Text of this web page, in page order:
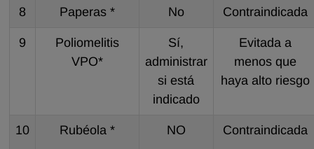
8 Paperas * No Contraindicada
9
Poliomelitis
VPO*
Sí,
administrar
si está
indicado
Evitada a
menos que
haya alto riesgo
10 Rubéola * NO Contraindicada